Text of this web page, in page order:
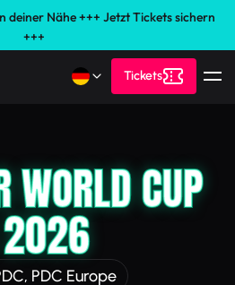
deiner Nähe +++ Jetzt Tickets sichern
+++
Tickets
WORLD CUP
2026
, PDC Europe